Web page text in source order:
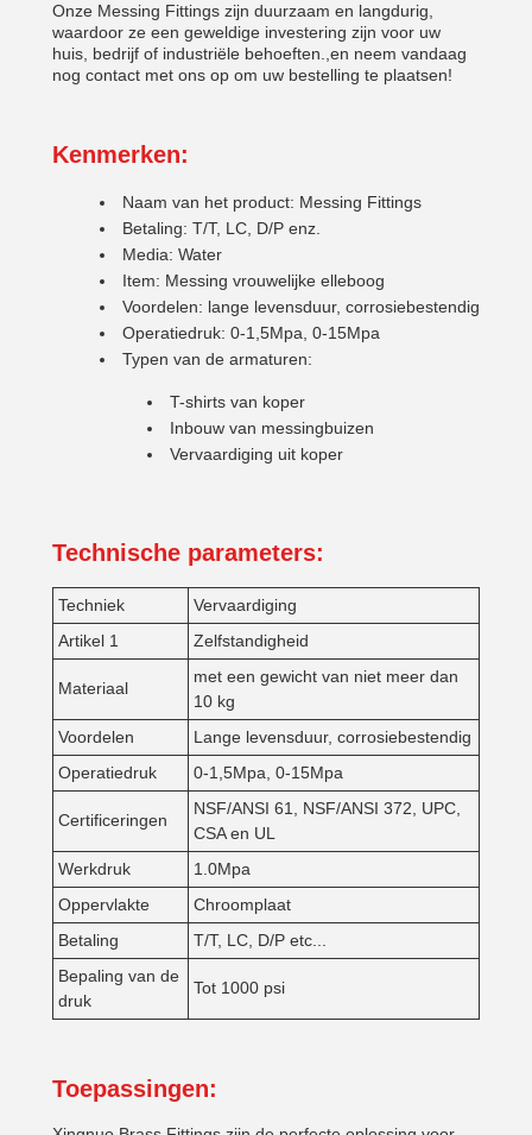
Onze Messing Fittings zijn duurzaam en langdurig,
waardoor ze een geweldige investering zijn voor uw
huis, bedrijf of industriële behoeften.,en neem vandaag
nog contact met ons op om uw bestelling te plaatsen!
Kenmerken:
Naam van het product: Messing Fittings
Betaling: T/T, LC, D/P enz.
Media: Water
Item: Messing vrouwelijke elleboog
Voordelen: lange levensduur, corrosiebestendig
Operatiedruk: 0-1,5Mpa, 0-15Mpa
Typen van de armaturen:
T-shirts van koper
Inbouw van messingbuizen
Vervaardiging uit koper
Technische parameters:
Techniek
Vervaardiging
Artikel 1
Zelfstandigheid
Materiaal
met een gewicht van niet meer dan
10 kg
Voordelen
Lange levensduur, corrosiebestendig
Operatiedruk
0-1,5Mpa, 0-15Mpa
Certificeringen
NSF/ANSI 61, NSF/ANSI 372, UPC,
CSA en UL
Werkdruk
1.0Mpa
Oppervlakte
Chroomplaat
Betaling
T/T, LC, D/P etc...
Bepaling van de
druk
Tot 1000 psi
Toepassingen: